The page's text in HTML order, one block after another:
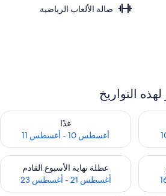
صالة الألعاب الرياضية
التواريخ
9 - أغسطس 10
غدًا
أغسطس 10 - أغسطس 11
تحقق من مدى التوفر لغد للفترة أغسطس
الأسبوع للفترة أغسطس 14 - أغسطس 16
عطلة نهاية الأسبوع القادم
أغسطس 21 - أغسطس 23
تحقق من مدى التوفر لعطلة نهاية